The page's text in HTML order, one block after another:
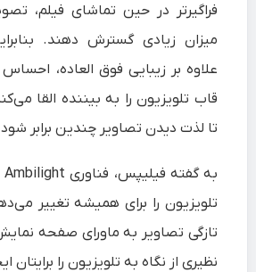
فراگیرتر در حین تماشای فیلم،
میزان زیادی گسترش دهند.
علاوه بر زیبایی فوق‌ العاده،
قاب تلویزیون را به بیننده القا
تا لذت دیدن تصاویر چندین برابر
تلویزیون را برای همیشه تغییر
تازگی تصاویر به ماورای صفحه
نظیری از نگاه به تلویزیون را برایتان